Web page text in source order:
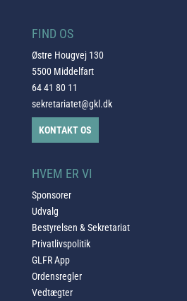
FIND OS
Østre Hougvej 130
5500 Middelfart
64 41 80 11
sekretariatet@gkl.dk
KONTAKT OS
HVEM ER VI
Sponsorer
Udvalg
Bestyrelsen & Sekretariat
Privatlivspolitik
GLFR App
Ordensregler
Vedtægter